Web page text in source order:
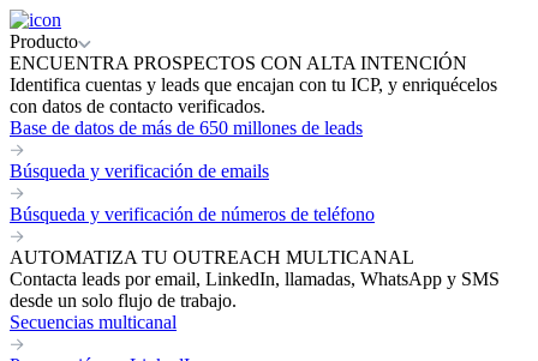
Producto
ENCUENTRA PROSPECTOS CON ALTA INTENCIÓN
Identifica cuentas y leads que encajan con tu ICP, y enriquécelos
con datos de contacto verificados.
Base de datos de más de 650 millones de leads
Búsqueda y verificación de emails
Búsqueda y verificación de números de teléfono
AUTOMATIZA TU OUTREACH MULTICANAL
Contacta leads por email, LinkedIn, llamadas, WhatsApp y SMS
desde un solo flujo de trabajo.
Secuencias multicanal